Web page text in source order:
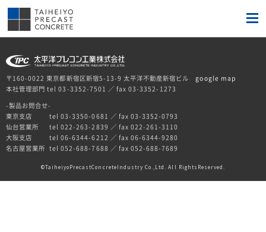
〒160-0022 東京都新宿区新宿5-13-9 太平洋不動産新宿ビルgoogle map
本社管理部門 tel 03-3352-7501 ／ fax 03-3352-1273
-製品お問合せ-
東京支店
tel 03-3350-0681 ／ fax 03-3352-0793
仙台営業所
tel 022-263-2839 ／ fax 022-261-3110
大阪支店
tel 06-6344-6212 ／ fax 06-6344-9280
名古屋営業所
tel 052-688-7688 ／ fax 052-688-7689
TaiheiyoPrecastConcreteIndustry Co.,Ltd. All RightsReserved.